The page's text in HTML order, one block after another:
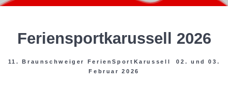
Feriensportkarussell 2026
11. Braunschweiger FerienSportKarussell 02. und 03.
Februar 2026